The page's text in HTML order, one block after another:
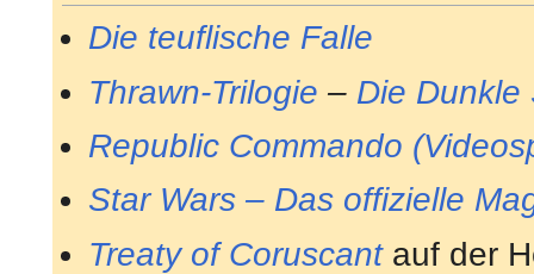
Die teuflische Falle
Thrawn-Trilogie – Die Dunkle
Republic Commando
Star Wars – Das offizielle
Treaty of Coruscantauf der